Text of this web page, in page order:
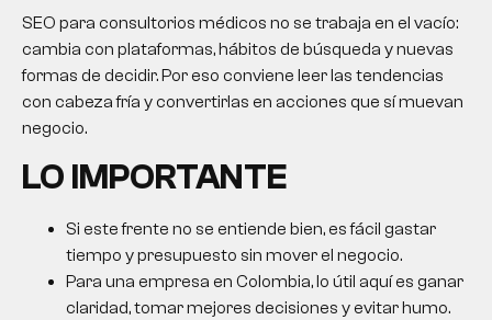
SEO para consultorios médicos no se trabaja en el vacío:
cambia con plataformas, hábitos de búsqueda y nuevas
formas de decidir. Por eso conviene leer las tendencias
con cabeza fría y convertirlas en acciones que sí muevan
negocio.
LO IMPORTANTE
Si este frente no se entiende bien, es fácil gastar
tiempo y presupuesto sin mover el negocio.
Para una empresa en Colombia, lo útil aquí es ganar
claridad, tomar mejores decisiones y evitar humo.